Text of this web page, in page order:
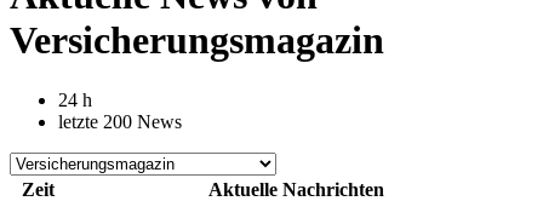
Versicherungsmagazin
24 h
letzte 200 News
Zeit
Aktuelle Nachrichten